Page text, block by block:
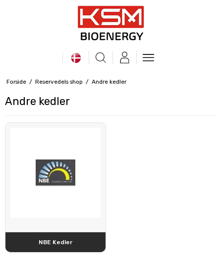
Forside / Reservedels shop / Andre kedler
Andre kedler
NBE Kedler